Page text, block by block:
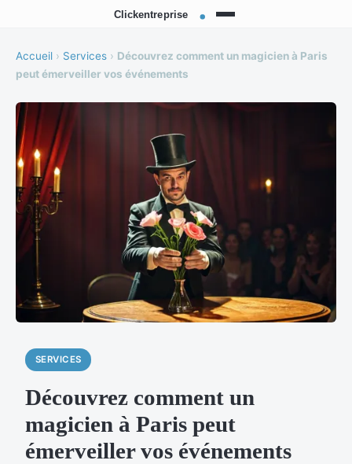
Accueil › Services › Découvrez comment un magicien à Paris
peut émerveiller vos événements
SERVICES
Découvrez comment un
magicien à Paris peut
émerveiller vos événements